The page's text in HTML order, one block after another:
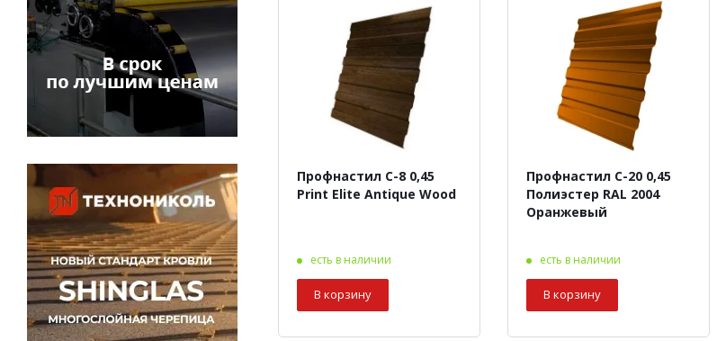
Профнастил С-8 0,45
Print Elite Antique Wood
есть в наличии
В корзину
Профнастил С-20 0,45
Полиэстер RAL 2004
Оранжевый
есть в наличии
В корзину